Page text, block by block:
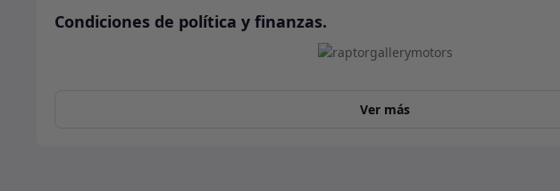
Condiciones de política y finanzas.
Ver más